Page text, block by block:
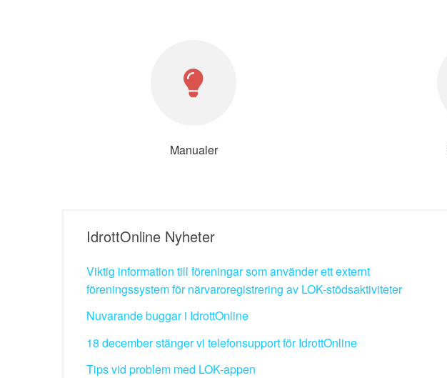
Manualer
IdrottOnline Nyheter
Viktig information till föreningar som använder ett externt
föreningssystem för närvaroregistrering av LOK-stödsaktiviteter
Nuvarande buggar i IdrottOnline
18 december stänger vi telefonsupport för IdrottOnline
Tips vid problem med LOK-appen